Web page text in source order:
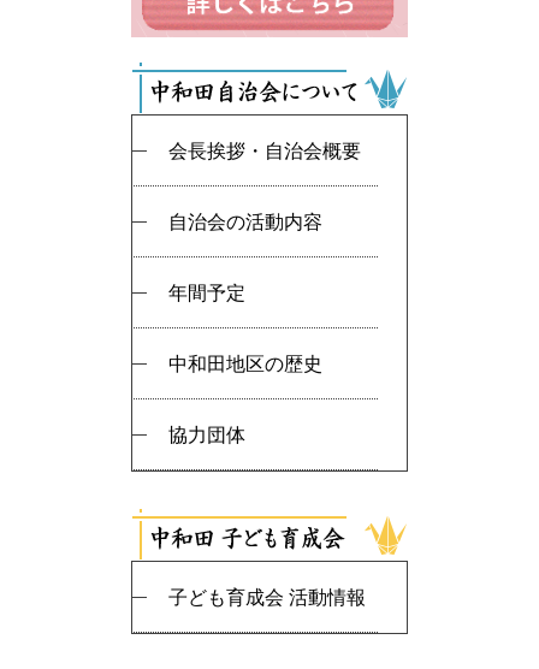
会長挨拶・自治会概要
自治会の活動内容
年間予定
中和田地区の歴史
協力団体
子ども育成会 活動情報